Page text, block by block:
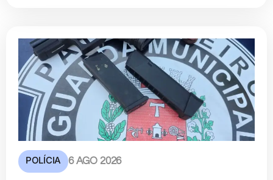
POLÍCIA 6 AGO 2026